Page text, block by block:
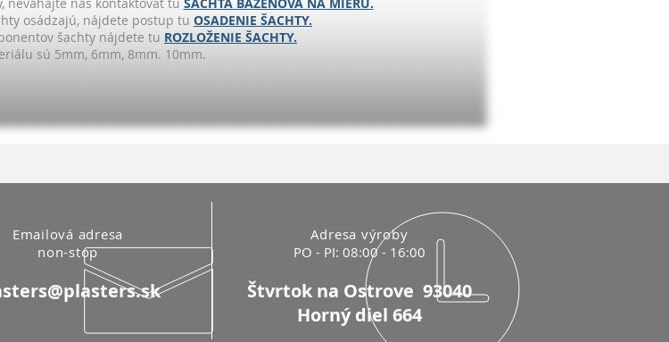
osádzajú, nájdete postup tu OSADENIE ŠACHTY.
šachty nájdete tu ROZLOŽENIE ŠACHTY.
sú 5mm, 6mm, 8mm. 10mm.
Emailová adresa
non-stop
Adresa výroby
PO - PI: 08:00 - 16:00
Štvrtok na Ostrove 93040
Horný diel 664